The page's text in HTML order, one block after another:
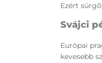
Ezért
Svájci
Európai
kevesebb